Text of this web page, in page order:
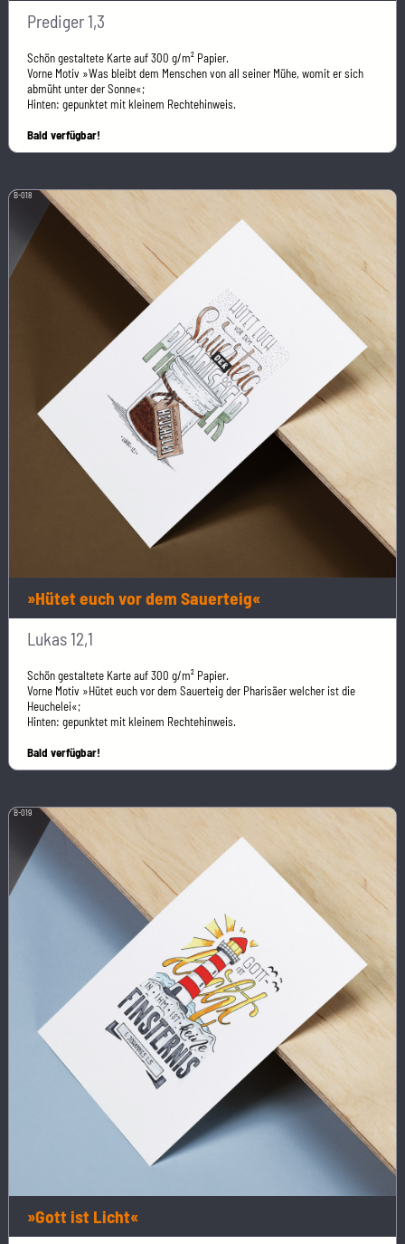
Prediger 1,3
Schön gestaltete Karte auf 300 g/m² Papier.
Vorne Motiv »Was bleibt dem Menschen von all seiner Mühe, womit er sich
abmüht unter der Sonne«;
Hinten: gepunktet mit kleinem Rechtehinweis.
Bald verfügbar!
B-018
»Hütet euch vor dem Sauerteig«
Lukas 12,1
Schön gestaltete Karte auf 300 g/m² Papier.
Vorne Motiv »Hütet euch vor dem Sauerteig der Pharisäer welcher ist die
Heuchelei«;
Hinten: gepunktet mit kleinem Rechtehinweis.
Bald verfügbar!
B-019
»Gott ist Licht«